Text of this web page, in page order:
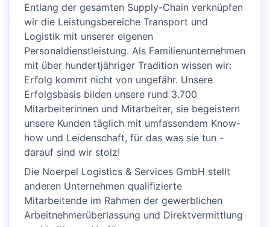
Entlang der gesamten Supply-Chain verknüpfen
wir die Leistungsbereiche Transport und
Logistik mit unserer eigenen
Personaldienstleistung. Als Familienunternehmen
mit über hundertjähriger Tradition wissen wir:
Erfolg kommt nicht von ungefähr. Unsere
Erfolgsbasis bilden unsere rund 3.700
Mitarbeiterinnen und Mitarbeiter, sie begeistern
unsere Kunden täglich mit umfassendem Know-
how und Leidenschaft, für das was sie tun -
darauf sind wir stolz!
Die Noerpel Logistics & Services GmbH stellt
anderen Unternehmen qualifizierte
Mitarbeitende im Rahmen der gewerblichen
Arbeitnehmerüberlassung und Direktvermittlung